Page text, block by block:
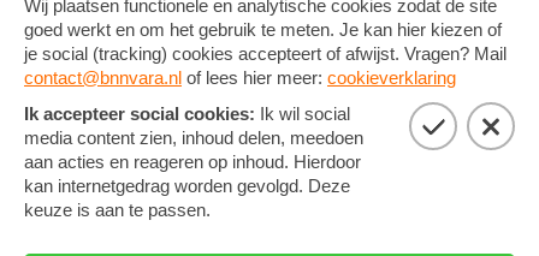
OVERZICHT
ARTIKELEN
FOTO'S
FORUM
NIEUWSBRIEF